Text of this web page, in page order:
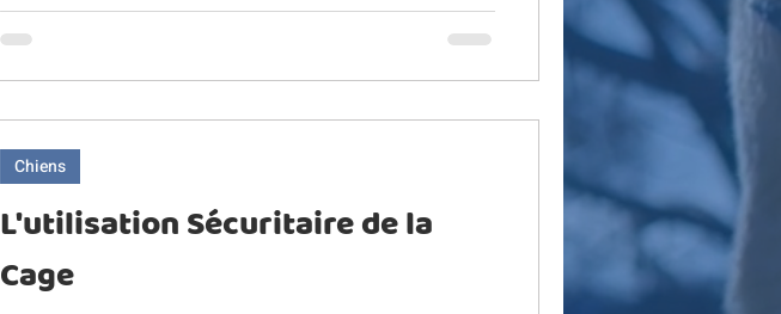
L'utilisation Sécuritaire de la
Cage
Chiens